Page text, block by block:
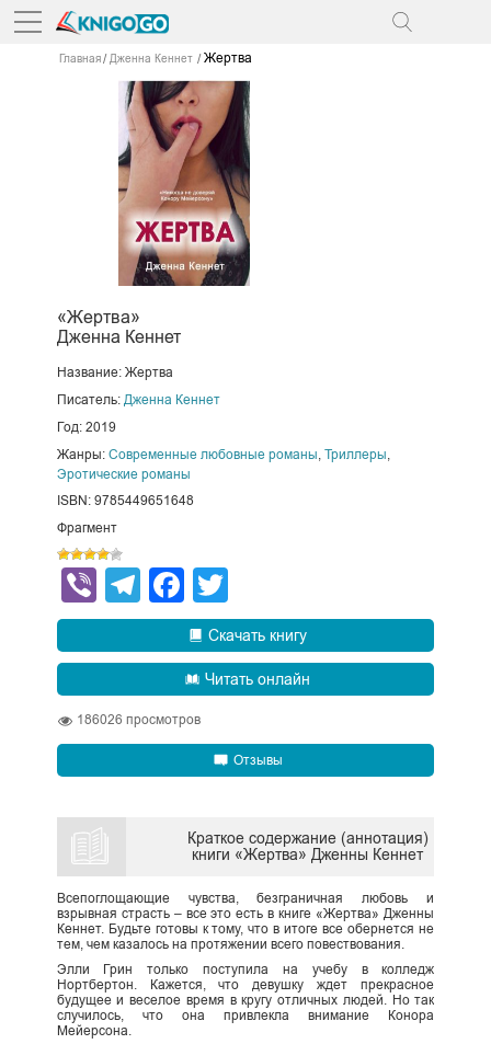
Главная Дженна Кеннет Жертва
«Жертва»
Дженна Кеннет
Название: Жертва
Писатель: Дженна Кеннет
Год: 2019
Жанры: Современные любовные романы Триллеры
Эротические романы
ISBN: 9785449651648
Фрагмент
ViberTelegram
Facebook
Скачать книгу
Читать онлайн
186026 просмотров
Отзывы
Краткое содержание (аннотация)
книги «Жертва» Дженны Кеннет
Всепоглощающие чувства, безграничная любовь и
взрывная страсть – все это есть в книге «Жертва» Дженны
Кеннет. Будьте готовы к тому, что в итоге все обернется не
тем, чем казалось на протяжении всего повествования.
Элли Грин только поступила на учебу в колледж
Нортбертон. Кажется, что девушку ждет прекрасное
будущее и веселое время в кругу отличных людей. Но так
случилось, что она привлекла внимание Конора
Мейерсона.